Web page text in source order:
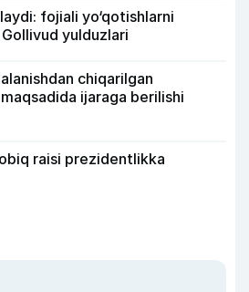
fojiali yo‘qotishlarni
yulduzlari
chiqarilgan
ijaraga berilishi
raisi prezidentlikka